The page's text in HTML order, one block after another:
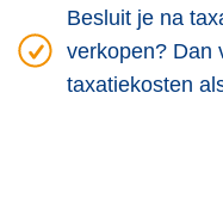
Besluit je na
verkopen? Dan
taxatiekosten